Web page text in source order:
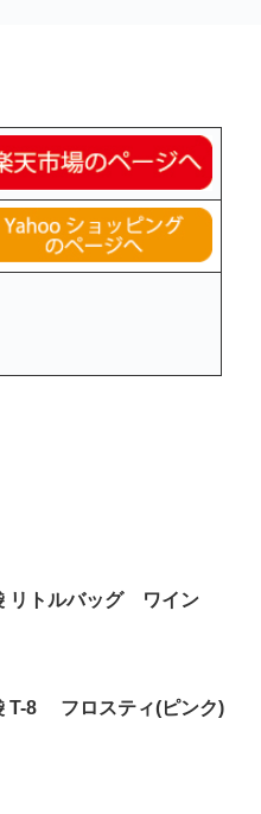
リトルバッグ ワイン
T-8 フロスティ(ピンク)